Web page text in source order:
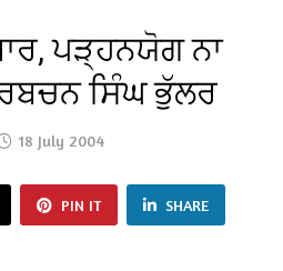
ਪੜ੍ਹਨਯੋਗ ਨਾ
ਸਿੰਘ ਭੁੱਲਰ
18 July 2004
PIN IT SHARE